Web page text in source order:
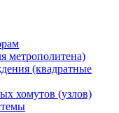
метрополитена)
(квадратные
хомутов (узлов)